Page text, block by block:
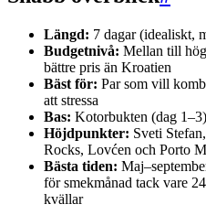
Längd: 7 dagar (idealiskt,
Budgetnivå: Mellan till
bättre pris än Kroatien
Bäst för: Par som vill
att stressa
Bas: Kotorbukten (dag
Höjdpunkter: Sveti
Rocks, Lovćen och Porto
Bästa tiden:
för smekmånad tack vare
kvällar